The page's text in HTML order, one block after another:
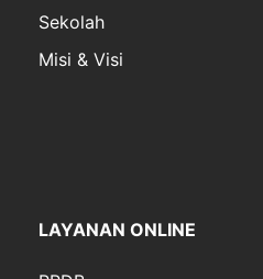
Sekolah
Misi & Visi
LAYANAN ONLINE